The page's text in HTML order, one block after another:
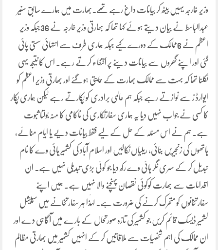
وزیر خارجہ یہیں بیٹھ کر بیانات داغ رہے تھے۔بھارت میں ہمارے سابق سفیر
عبدالباسط نے بیان دیتے ہوئے کہا تھا کہ بھارتی وزیر خارجہ نے 36جبکہ وزیر
اعظم نے 6ممالک کے دورے کیے جبکہ ہماری طرف سے انتہائی سستی پائی
گئی اور اپنے گھروں سے بیانات دینے پر اکتفاء کرتے رہے۔ اس کا نتیجہ یہی
نکلنا تھا کہ بہت سے ممالک بھارت کے حمایتی ہو گئے اور بھارتی وزیر اعظم کو
ایوارڈ ز سے نوازتے رہے جبکہ ہم عالمی برادری کو پکارتے رہے لیکن ہماری پکار
کا کسی نے جواب نہیں دیا یہ ہماری سفارتکاری کی ناکامی کا منہ بولتا ثبوت
ہے۔ ہم نے اس مسئلہ کے حل کے لیے فقط بیانات دیے یا ایام منائے،
ہاتھوں کی زنجیریں بنائی، ریلیاں نکالیں اور اسلام آباد کی کشمیر ہائی وے کا نام
تبدیل کر کے سری نگر ہائی وے رکھ دیا جو کوئی بڑی تبدیلی نہیں ہے۔ ان
اقدامات سے بھارت کوکوئی نقصان پہنچنے والا نہیں ہے۔ ہمیں اپنے
سفارتخانوں کو متحرک کرنے کی ضرورت ہے۔ لہٰذا ہر سفارتخانے میں سپیشل
کشمیر ڈیسک قائم کریں جو کشمیر کی تازہ صورتحال کے بارے میں آگاہی دے اور
ان ممالک کی اہم شخصیات سے ملاقاتیں کر کے انہیں کشمیر میں بھارتی مظالم